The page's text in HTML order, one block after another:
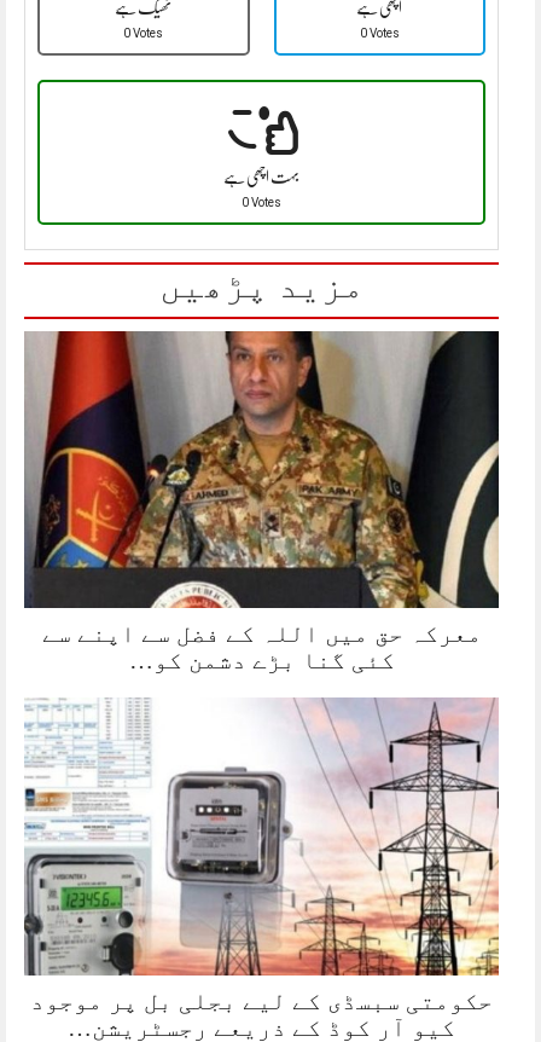
ٹھیک ہے
0 Votes
اچھی ہے
0 Votes
بہت اچھی ہے
0 Votes
مزید پڑھیں
معرکہ حق میں اللہ کے فضل سے اپنے سے
کئی گنا بڑے دشمن کو…
حکومتی سبسڈی کے لیے بجلی بل پر موجود
کیو آر کوڈ کے ذریعے رجسٹریشن…